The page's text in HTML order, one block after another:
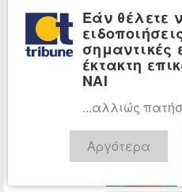
Εάν θέλετε
σημαντικές
έκτακτη
ΝΑΙ
...αλλιώς
Αργότερα